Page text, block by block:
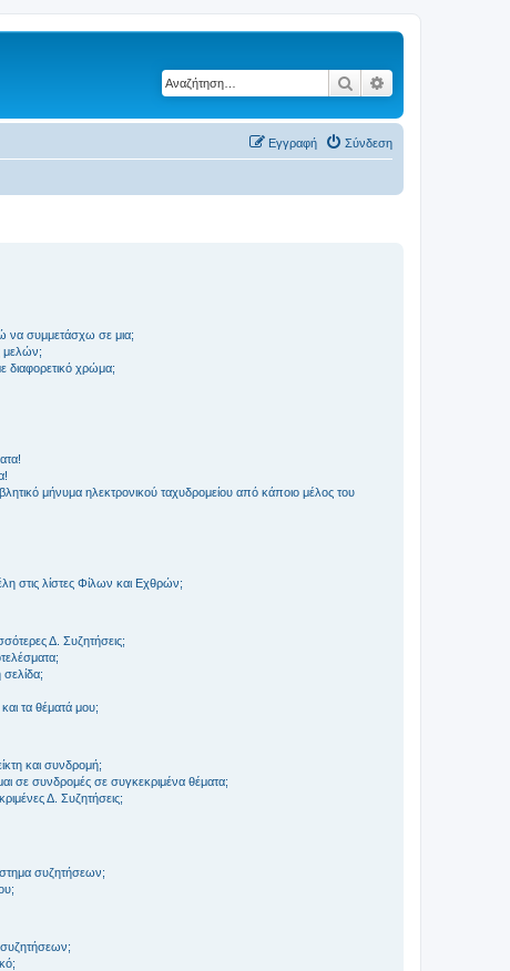
Αναζήτηση
Σύνδεση
Εγγραφή
να συμμετάσχω σε μια;
μελών;
διαφορετικό χρώμα;
μήνυμα ηλεκτρονικού ταχυδρομείου από κάποιο μέλος του
λίστες Φίλων και Εχθρών;
Δ. Συζητήσεις;
σελίδα;
τα θέματά μου;
και συνδρομή;
σε συνδρομές σε συγκεκριμένα θέματα;
Δ. Συζητήσεις;
συζητήσεων;
συζητήσεων;